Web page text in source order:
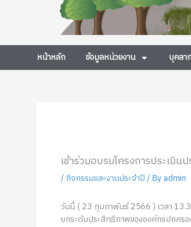
หน้าหลัก ข้อมูลหน่วยงาน บุคลา
เข้าร่วมอบรมโครงการประเ
/กิจกรรมและงานประจำปี/ Byadmin
วันนี้ ( 23 กุมภาพันธ์ 2566 ) เวลา
ยกระดับประสิทธิภาพขององค์กรปกคร